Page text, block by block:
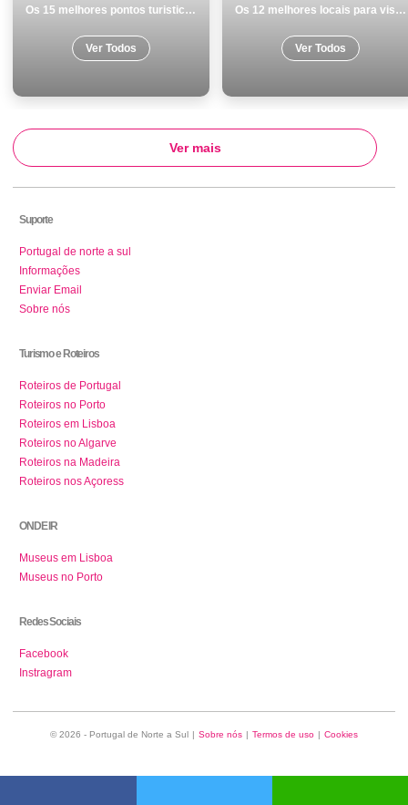
Os 15 melhores pontos turisticos para conhecer e visitar em Viana do Castelo
Ver Todos
Os 12 melhores locais para visitar em SantarÃ©m
Ver Todos
Ver mais
Suporte
Portugal de norte a sul
Informações
Enviar Email
Sobre nós
Turismo e Roteiros
Roteiros de Portugal
Roteiros no Porto
Roteiros em Lisboa
Roteiros no Algarve
Roteiros na Madeira
Roteiros nos Açoress
ONDE IR
Museus em Lisboa
Museus no Porto
Redes Sociais
Facebook
Instragram
© 2026 - Portugal de Norte a Sul | Sobre nós | Termos de uso | Cookies